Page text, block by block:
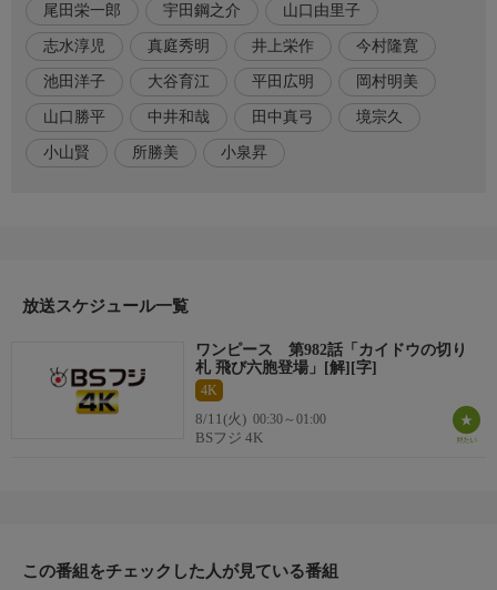
番組内容２
主人公は全身がゴムのように伸びる不思議な体を持つ“ゴムゴム
人間”のルフィ。
底抜けに明るい性格と、決して物怖じしない大胆さを持つ彼が、
伝説の海賊王が遺した大秘宝“ワンピース”を求め、冒険の旅に出
発する！
ナミ：岡村明美
ニコ・ロビン：山口由里子ほか
小山賢、角胴博之、
尾田栄一郎 宇田鋼之介 山口由里子
志水淳児 真庭秀明 井上栄作 今村隆寛
池田洋子 大谷育江 平田広明 岡村明美
山口勝平 中井和哉 田中真弓 境宗久
小山賢 所勝美 小泉昇
放送スケジュール一覧
ワンピース 第982話「カイドウの切り
札 飛び六胞登場」[解][字]
4K
8/11(火) 00:30～01:00
BSフジ 4K
この番組をチェックした人が見ている番組